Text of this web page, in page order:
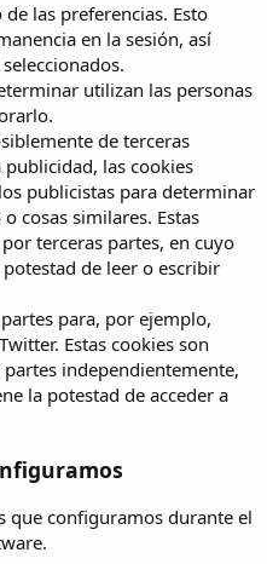
las preferencias. Esto
en la sesión, así
utilizan las personas
de terceras
las cookies
publicistas para determinar
cosas similares. Estas
terceras partes, en cuyo
de leer o escribir
para, por ejemplo,
Estas cookies son
independientemente,
la potestad de acceder a
que configuramos durante el